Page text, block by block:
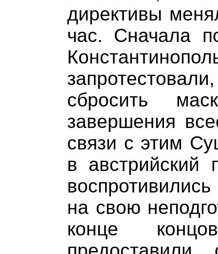
директивы
час. Сначала
сбросить
завершения
связи с этим
в австрийский
на свою
конце